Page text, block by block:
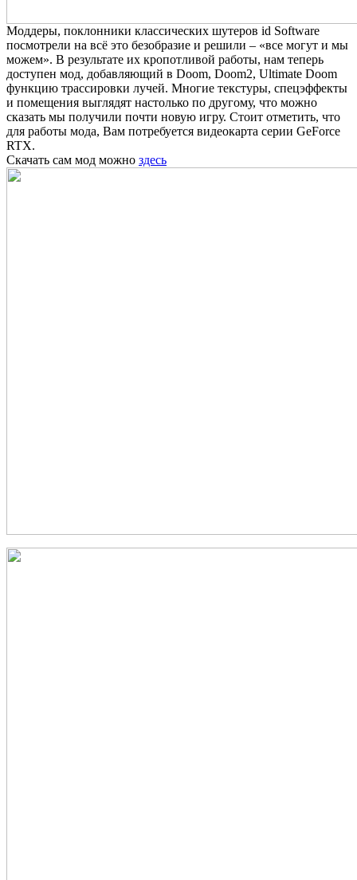
Моддеры, поклонники классических шутеров id Software
посмотрели на всё это безобразие и решили – «все могут и мы
можем». В результате их кропотливой работы, нам теперь
доступен мод, добавляющий в Doom, Doom2, Ultimate Doom
функцию трассировки лучей. Многие текстуры, спецэффекты
и помещения выглядят настолько по другому, что можно
сказать мы получили почти новую игру. Стоит отметить, что
для работы мода, Вам потребуется видеокарта серии GeForce
RTX.
Скачать сам мод можно здесь